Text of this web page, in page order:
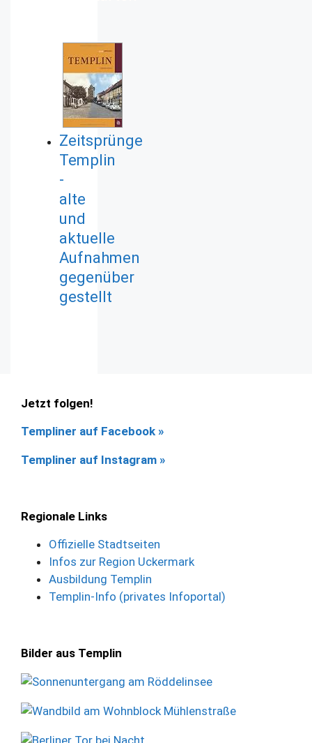
Zeitsprünge
Templin
-
alte
und
aktuelle
Aufnahmen
gegenüber
gestellt
Jetzt folgen!
Templiner auf Facebook »
Templiner auf Instagram »
Regionale Links
Offizielle Stadtseiten
Infos zur Region Uckermark
Ausbildung Templin
Templin-Info (privates Infoportal)
Bilder aus Templin